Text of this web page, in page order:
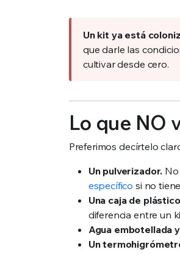
Un kit ya está
que darle las
cultivar desde cero.
Lo que NO
Preferimos decírtelo
Un pulverizador.
específico si no
Una caja de
diferencia entre un
Agua embotellada
Un